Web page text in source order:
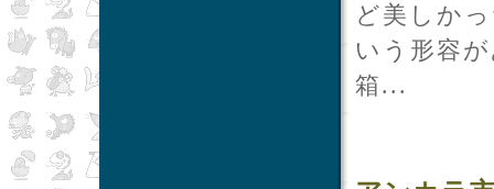
ど美しか
いう形容
箱...